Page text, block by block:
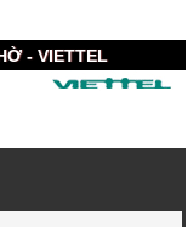
- VIETTEL